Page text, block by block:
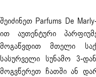
შეიძინეთ Parfums De Marly
ით აუთენტური
მოგაწვდით მთელი
სასურველი სუნამო 3-
მოგვწერეთ ჩათში ან